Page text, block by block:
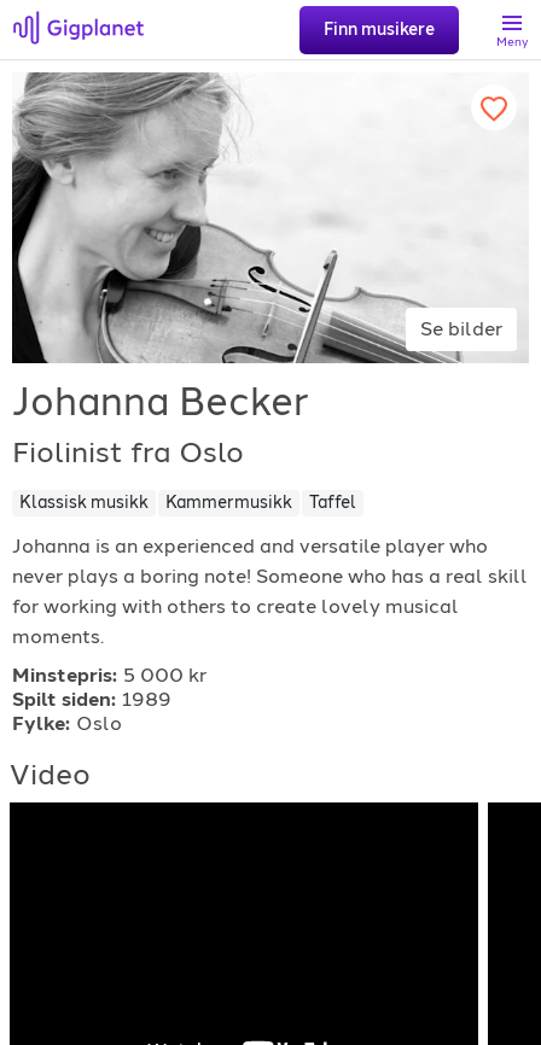
Finn musikere
Meny
Søk
Favoritter
Logg inn
Registrer artist
Gigplanet
For arrangører
For musiker
Support
Se bilder
Johanna Becker
Fiolinist fra Oslo
Klassisk musikk Kammermusikk Taffel
Johanna is an experienced and versatile player who
never plays a boring note! Someone who has a real skill
for working with others to create lovely musical
moments.
Minstepris: 5 000 kr
Spilt siden: 1989
Fylke: Oslo
Video